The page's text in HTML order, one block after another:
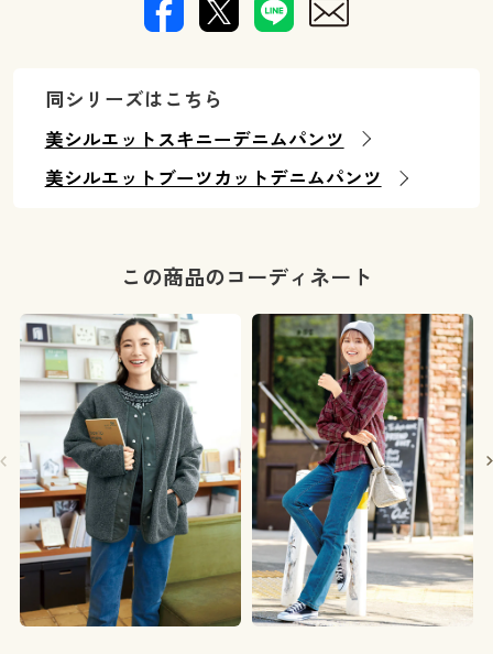
同シリーズはこちら
美シルエットスキニーデニムパンツ
美シルエットブーツカットデニムパンツ
この商品のコーディネート